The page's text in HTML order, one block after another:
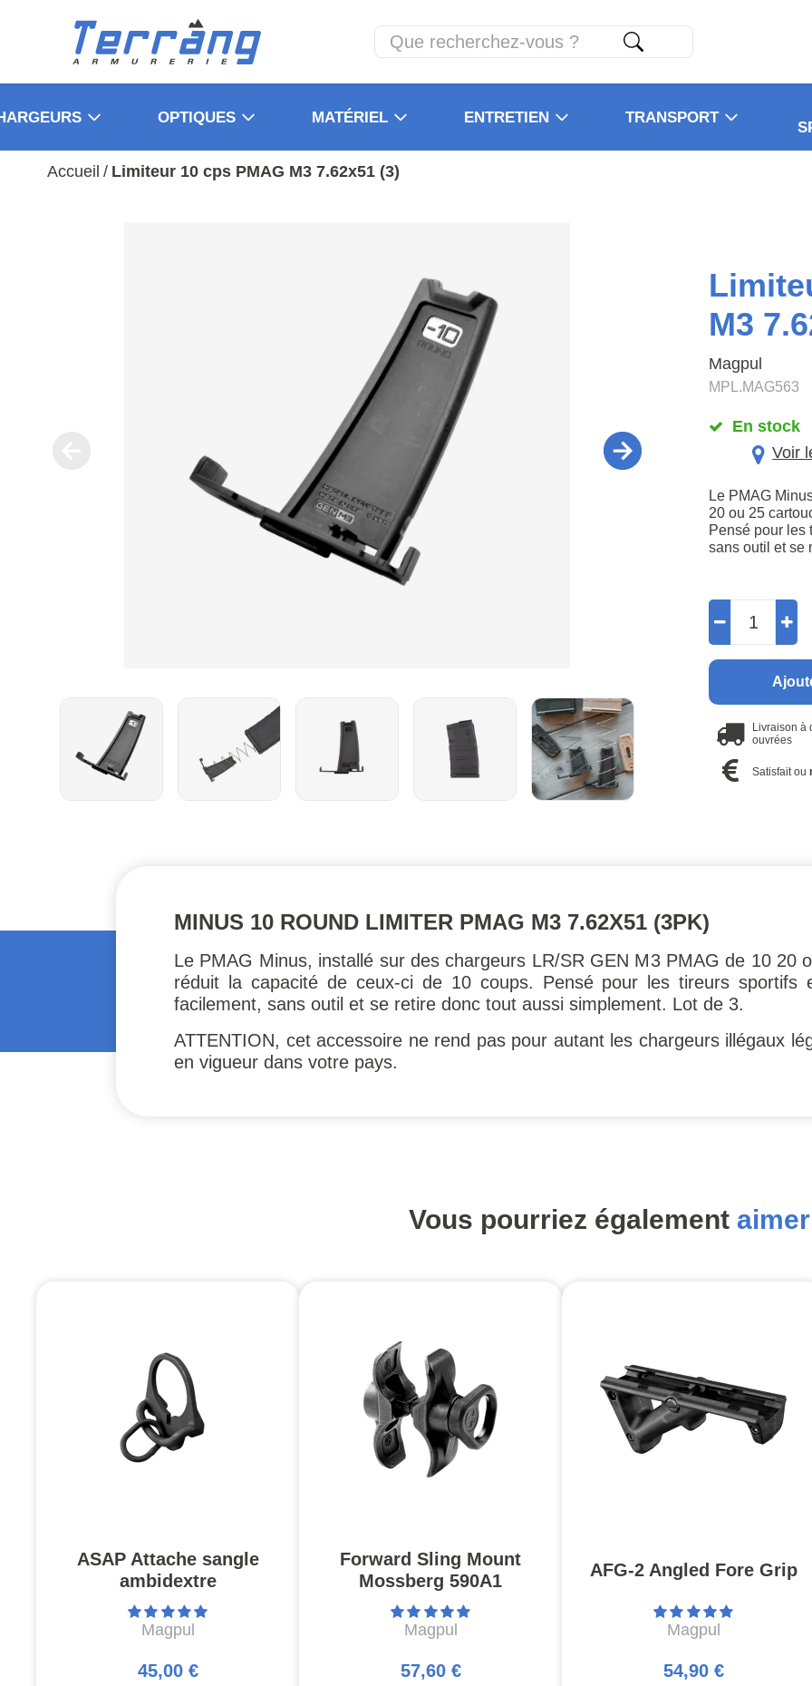
OPTIQUES MATÉRIEL ENTRETIEN TRANSPORT
Accueil / Limiteur 10 cps PMAG M3 7.62x51 (3)
M3
Magpul
MPL.MAG563
En stock
Voir
Le PMAG
20 ou 25
Pensé pour les
sans outil et se
Livraison à
ouvrées
Satisfait ou
MINUS 10 ROUND LIMITER PMAG M3 7.62X51 (3PK)
Le PMAG Minus, installé sur des chargeurs LR/SR GEN M3 PMAG de 10 20
réduit la capacité de ceux-ci de 10 coups. Pensé pour les tireurs sportifs
facilement, sans outil et se retire donc tout aussi simplement. Lot de 3.
ATTENTION, cet accessoire ne rend pas pour autant les chargeurs illégaux
en vigueur dans votre pays.
Vous pourriez également aimer
ASAP Attache sangle
ambidextre
Magpul
45,00 €
Forward Sling Mount
Mossberg 590A1
Magpul
57,60 €
AFG-2 Angled Fore Grip
Magpul
54,90 €